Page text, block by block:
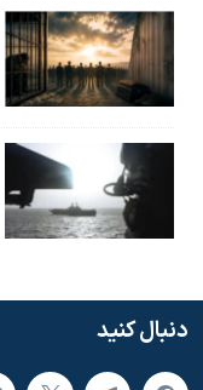
دنبال کنید